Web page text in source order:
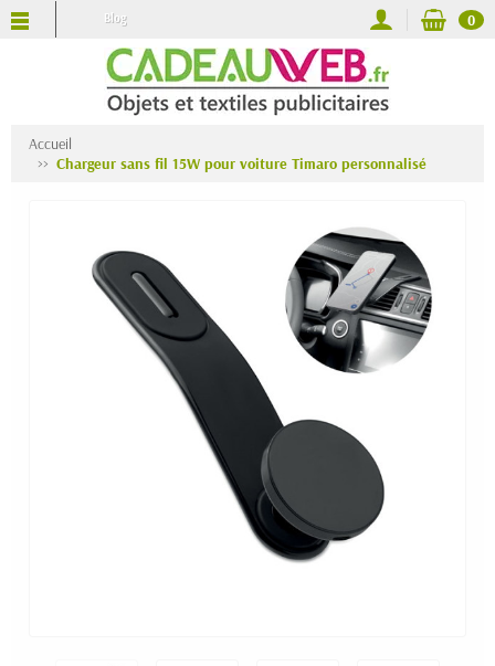
Blog 0
Accueil
Chargeur sans fil 15W pour voiture Timaro personnalisé